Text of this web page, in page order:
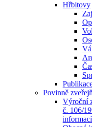
Hřbitovy
Povinně
Výroční
č. 106/